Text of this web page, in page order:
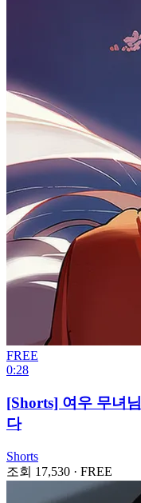
FREE
0:28
[Shorts] 여우 무녀
다
Shorts
조회 17,530 · FREE